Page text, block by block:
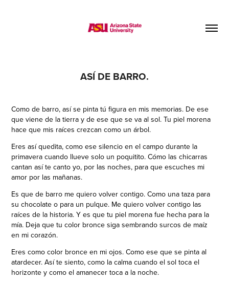
ASÍ DE BARRO.
Como de barro, así se pinta tú figura en mis memorias. De ese
que viene de la tierra y de ese que se va al sol. Tu piel morena
hace que mis raíces crezcan como un árbol.
Eres así quedita, como ese silencio en el campo durante la
primavera cuando llueve solo un poquitito. Cómo las chicarras
cantan así te canto yo, por las noches, para que escuches mi
amor por las mañanas.
Es que de barro me quiero volver contigo. Como una taza para
su chocolate o para un pulque. Me quiero volver contigo las
raíces de la historia. Y es que tu piel morena fue hecha para la
mía. Deja que tu color bronce siga sembrando surcos de maíz
en mi corazón.
Eres como color bronce en mi ojos. Como ese que se pinta al
atardecer. Así te siento, como la calma cuando el sol toca el
horizonte y como el amanecer toca a la noche.